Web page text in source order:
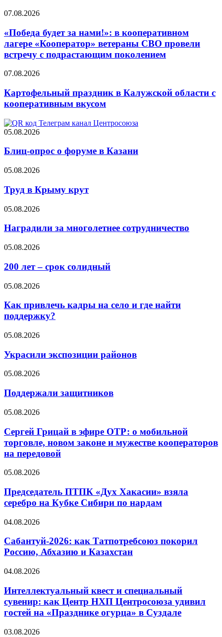
07.08.2026
«Победа будет за нами!»: в кооперативном
лагере «Кооператор» ветераны СВО провели
встречу с подрастающим поколением
07.08.2026
Картофельный праздник в Калужской области с
кооперативным вкусом
05.08.2026
Блиц-опрос о форуме в Казани
05.08.2026
Труд в Крыму крут
05.08.2026
Наградили за многолетнее сотрудничество
05.08.2026
200 лет – срок солидный
05.08.2026
Как привлечь кадры на село и где найти
поддержку?
05.08.2026
Украсили экспозиции районов
05.08.2026
Поддержали защитников
05.08.2026
Сергей Грицай в эфире ОТР: о мобильной
торговле, новом законе и мужестве кооператоров
на передовой
05.08.2026
Председатель ПТПК «Дух Хакасии» взяла
серебро на Кубке Сибири по нардам
04.08.2026
Сабантуй-2026: как Татпотребсоюз покорил
Россию, Абхазию и Казахстан
04.08.2026
Интеллектуальный квест и специальный
сувенир: как Центр НХП Центросоюза удивил
гостей на «Празднике огурца» в Суздале
03.08.2026